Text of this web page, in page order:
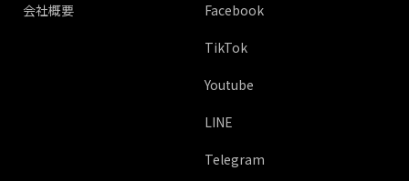
会社概要 Facebook
TikTok
Youtube
LINE
Telegram